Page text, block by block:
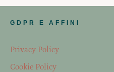
GDPR E AFFINI
Privacy Policy
Cookie Policy